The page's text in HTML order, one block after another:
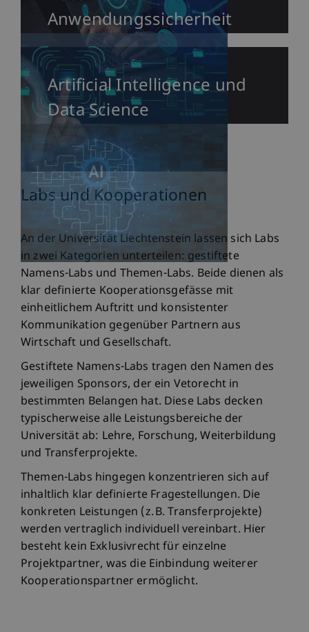
Anwendungssicherheit
Artificial Intelligence und
Data Science
Labs und Kooperationen
An der Universität Liechtenstein lassen sich Labs
in zwei Kategorien unterteilen: gestiftete
Namens-Labs und Themen-Labs. Beide dienen als
klar definierte Kooperationsgefässe mit
einheitlichem Auftritt und konsistenter
Kommunikation gegenüber Partnern aus
Wirtschaft und Gesellschaft.
Gestiftete Namens-Labs tragen den Namen des
jeweiligen Sponsors, der ein Vetorecht in
bestimmten Belangen hat. Diese Labs decken
typischerweise alle Leistungsbereiche der
Universität ab: Lehre, Forschung, Weiterbildung
und Transferprojekte.
Themen-Labs hingegen konzentrieren sich auf
inhaltlich klar definierte Fragestellungen. Die
konkreten Leistungen (z. B. Transferprojekte)
werden vertraglich individuell vereinbart. Hier
besteht kein Exklusivrecht für einzelne
Projektpartner, was die Einbindung weiterer
Kooperationspartner ermöglicht.